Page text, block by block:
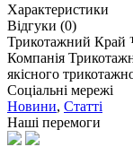
Характеристики
Відгуки (0)
Трикотажний
Компанія
якісного
Соціальні мережі
Новини, Статті
Наші перемоги